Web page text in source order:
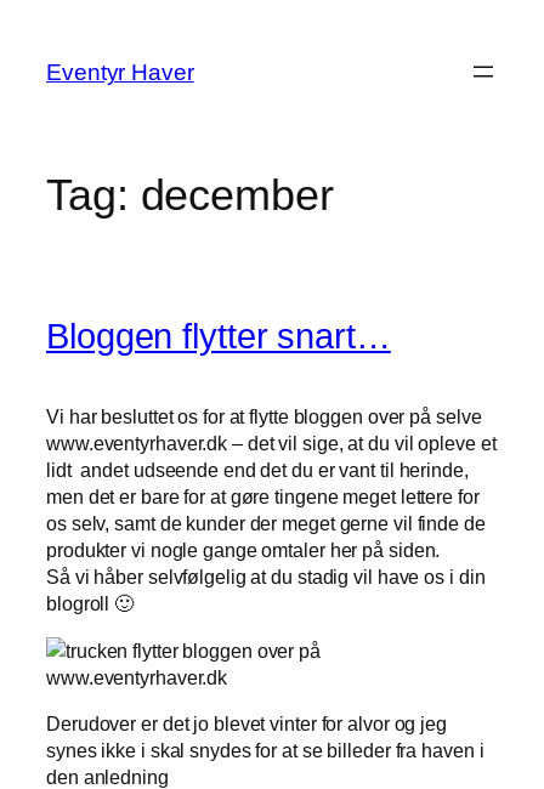
indhold
Eventyr Haver
Tag: december
Bloggen flytter snart…
Vi har besluttet os for at flytte bloggen over på selve
www.eventyrhaver.dk – det vil sige, at du vil opleve et
lidt andet udseende end det du er vant til herinde,
men det er bare for at gøre tingene meget lettere for
os selv, samt de kunder der meget gerne vil finde de
produkter vi nogle gange omtaler her på siden.
Så vi håber selvfølgelig at du stadig vil have os i din
blogroll 🙂
Derudover er det jo blevet vinter for alvor og jeg
synes ikke i skal snydes for at se billeder fra haven i
den anledning